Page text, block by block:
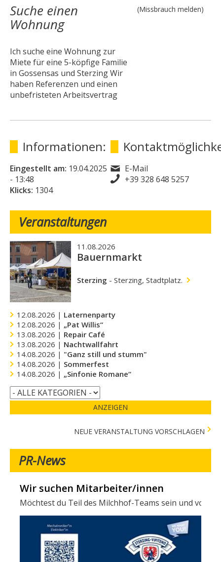
Suche einen
Wohnung
Ich suche eine Wohnung zur
Miete für eine 5-köpfige Familie
in Gossensas und Sterzing Wir
haben Referenzen und einen
unbefristeten Arbeitsvertrag
(Missbrauch melden)
Informationen:
Eingestellt am: 19.04.2025
- 13:48
Klicks: 1304
E-Mail
+39 328 648 5257
Veranstaltungen
11.08.2026
Bauernmarkt
Sterzing - Sterzing, Stadtplatz.
12.08.2026 | Laternenparty
12.08.2026 | „Pat Willis“
13.08.2026 | Repair Café
13.08.2026 | Nachtwallfahrt
14.08.2026 | "Ganz still und stumm"
14.08.2026 | Sommerfest
14.08.2026 | „Sinfonie Romane“
ANZEIGEN
NEUE VERANSTALTUNG VORSCHLAGEN
PR-News
Wir suchen Mitarbeiter/innen
Möchtest du Teil des Milchhof-Teams sein und von
Verschiedene Tests in der
Folgende Tests stehen in der Stadtapotheke zur